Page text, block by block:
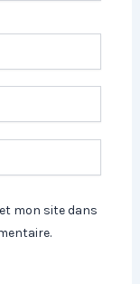
mon site dans